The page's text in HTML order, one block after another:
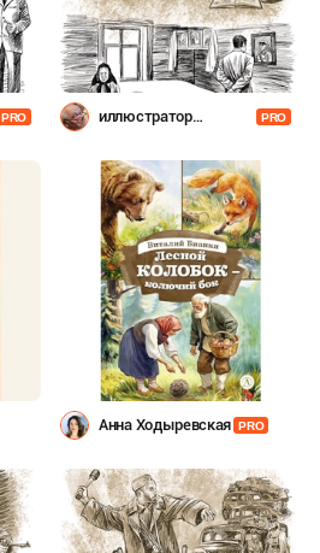
PRO
иллюстратор
PRO
Анна Ходыревская PRO